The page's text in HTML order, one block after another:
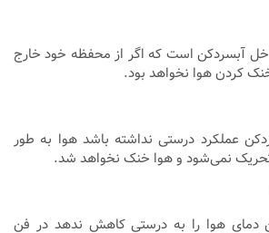
آبسردکن است که اگر از محفظه خود خارج
کردن هوا نخواهد بود.
عملکرد درستی نداشته باشد هوا به طور
نمی‌شود و هوا خنک نخواهد شد.
دمای هوا را به درستی کاهش ندهد در فن